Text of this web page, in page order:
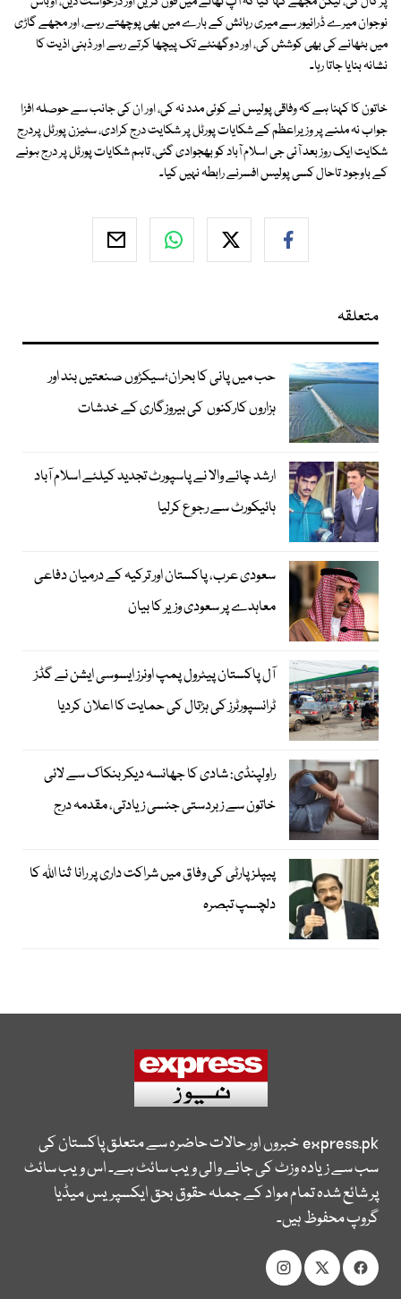
نوجوان میرے ڈرائیور سے میری رہائش کے بارے میں بھی پوچھتے رہے، اور مجھے گاڑی
میں بٹھانے کی بھی کوشش کی، اور دوگھنٹے تک پیچھا کرتے رہے اور ذہنی اذیت کا
نشانہ بنایا جاتا رہا۔
خاتون کا کہنا ہے کہ وفاقی پولیس نے کوئی مدد نہ کی، اور ان کی جانب سے حوصلہ افزا
جواب نہ ملنے پر وزیراعظم کے شکایات پورٹل پر شکایت درج کرادی، سٹیزن پورٹل پردرج
شکایت ایک روز بعد آئی جی اسلام آباد کو بھجوادی گئی، تاہم شکایات پورٹل پر درج ہونے
کے باوجود تاحال کسی پولیس افسرنے رابطہ نہیں کیا۔
متعلقہ
حب میں پانی کا بحران؛سیکڑوں صنعتیں بند اور
ہزاروں کارکنوں کی بیروزگاری کے خدشات
ارشد چائے والا نے پاسپورٹ تجدید کیلئے اسلام آباد
ہائیکورٹ سے رجوع کرلیا
سعودی عرب، پاکستان اور ترکیہ کے درمیان دفاعی
معاہدے پر سعودی وزیر کا بیان
آل پاکستان پیٹرول پمپ اونرز ایسوسی ایشن نے گڈز
ٹرانسپورٹرز کی ہڑتال کی حمایت کا اعلان کردیا
راولپنڈی: شادی کا جھانسہ دیکر بنکاک سے لائی
خاتون سے زبردستی جنسی زیادتی، مقدمہ درج
پیپلز پارٹی کی وفاق میں شراکت داری پر رانا ثنا اللہ کا
دلچسپ تبصرہ
express.pkخبروں اور حالات حاضرہ سے متعلق پاکستان کی
سب سے زیادہ وزٹ کی جانے والی ویب سائٹ ہے۔ اس ویب سائٹ
پر شائع شدہ تمام مواد کے جملہ حقوق بحق ایکسپریس میڈیا
گروپ محفوظ ہیں۔